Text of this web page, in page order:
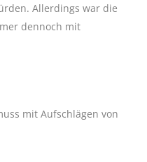
Allerdings war die
dennoch mit
mit Aufschlägen von